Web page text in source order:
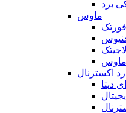
برد
ماوس
ماوس
اکسترنال